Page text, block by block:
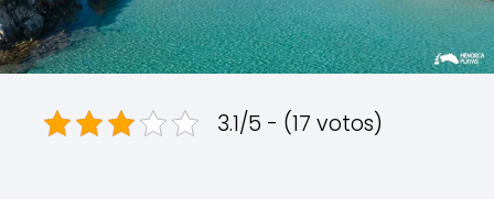
3.1/5 - (17 votos)